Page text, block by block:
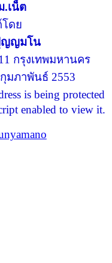
.เน็ต
ดย
ญญมโน
กรุงเทพมหานคร
มภาพันธ์ 2553
is being protected
enabled to view it.